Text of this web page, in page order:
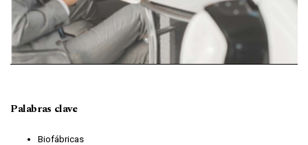
Palabras clave
Biofábricas